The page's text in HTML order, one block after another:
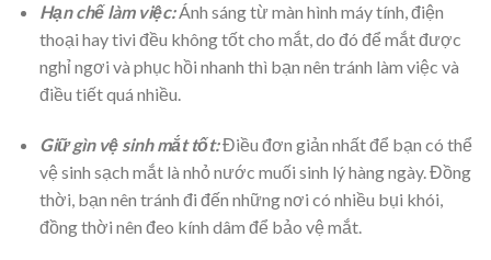
Hạn chế làm việc:Ánh sáng từ màn hình máy tính, điện
thoại hay tivi đều không tốt cho mắt, do đó để mắt được
nghỉ ngơi và phục hồi nhanh thì bạn nên tránh làm việc và
điều tiết quá nhiều.
Giữ gìn vệ sinh mắt tốt:Điều đơn giản nhất để bạn có thể
vệ sinh sạch mắt là nhỏ nước muối sinh lý hàng ngày. Đồng
thời, bạn nên tránh đi đến những nơi có nhiều bụi khói,
đồng thời nên đeo kính dâm để bảo vệ mắt.